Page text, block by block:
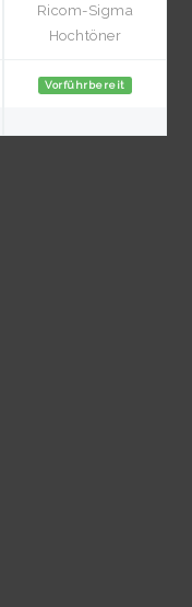
Ricom-Sigma
Hochtöner
Vorführbereit